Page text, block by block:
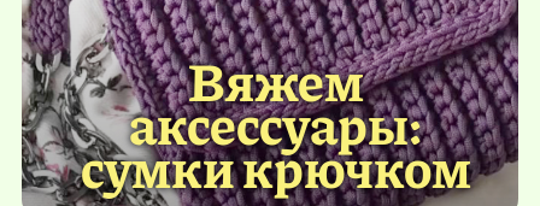
Вяжем
аксессуары:
сумки крючком